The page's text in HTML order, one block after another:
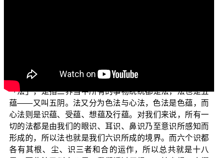
在前面一集的节目中，我们谈到了佛教中所说的
「法」，是指三界当中所有的事物统统都是法，法也是五
蕴——又叫五阴。法又分为色法与心法，色法是色蕴，而
心法则是识蕴、受蕴、想蕴及行蕴。对我们来说，所有一
切的法都是由我们的眼识、耳识、鼻识乃至意识所感知而
形成的，所以法也就是我们六识所成的境界。而六个识都
各有其根、尘、识三者和合的运作，所以总共就是十八